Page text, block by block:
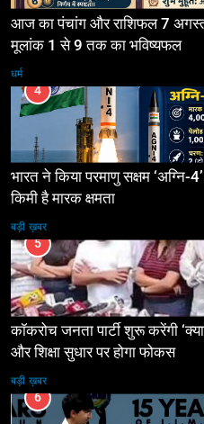
आज का पंचांग और राशिफल 7
मूलांक 1 से 9 तक का भविष्यफल
धर्म
4
भारत ने किया परमाणु सक्षम
किमी है मारक क्षमता
बड़ी ख़बर
5
कॉकरोच जनता पार्टी शुरू करेंगी
और शिक्षा सुधार पर होगा फोकस
बड़ी ख़बर
6